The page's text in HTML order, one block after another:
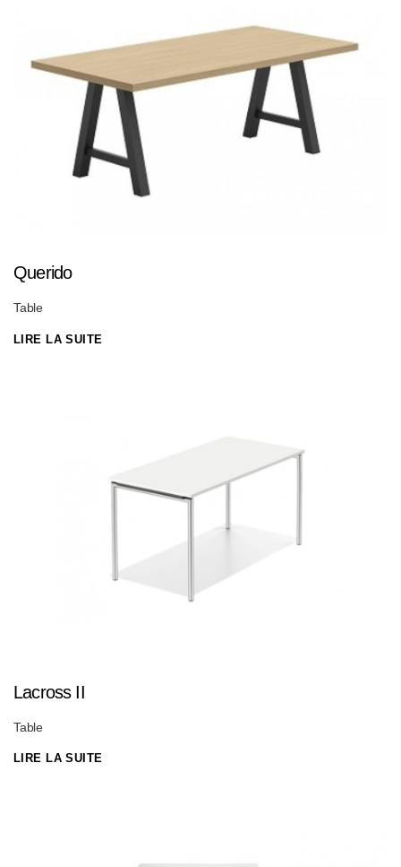
Querido
Table
LIRE LA SUITE
Lacross II
Table
LIRE LA SUITE